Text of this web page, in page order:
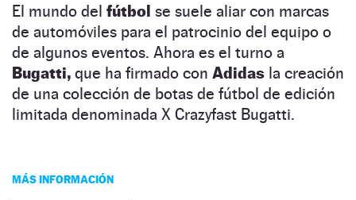
El mundo del fútbol se suele aliar con marcas
de automóviles para el patrocinio del equipo o
de algunos eventos. Ahora es el turno a
Bugatti, que ha firmado con Adidas la creación
de una colección de botas de fútbol de edición
limitada denominada X Crazyfast Bugatti.
MÁS INFORMACIÓN